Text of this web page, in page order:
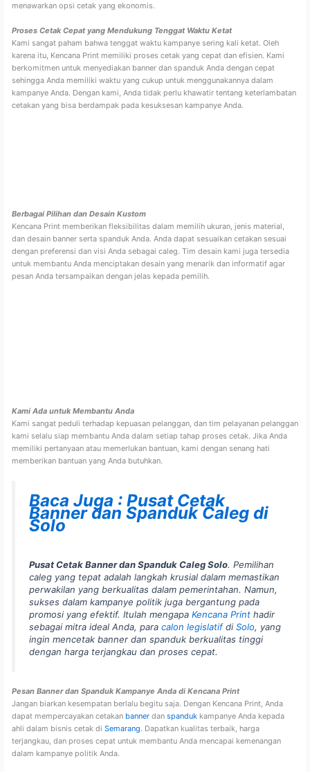
menawarkan opsi cetak yang ekonomis.
Proses Cetak Cepat yang Mendukung Tenggat Waktu Ketat
Kami sangat paham bahwa tenggat waktu kampanye sering kali ketat. Oleh
karena itu, Kencana Print memiliki proses cetak yang cepat dan efisien. Kami
berkomitmen untuk menyediakan banner dan spanduk Anda dengan cepat
sehingga Anda memiliki waktu yang cukup untuk menggunakannya dalam
kampanye Anda. Dengan kami, Anda tidak perlu khawatir tentang keterlambatan
cetakan yang bisa berdampak pada kesuksesan kampanye Anda.
Berbagai Pilihan dan Desain Kustom
Kencana Print memberikan fleksibilitas dalam memilih ukuran, jenis material,
dan desain banner serta spanduk Anda. Anda dapat sesuaikan cetakan sesuai
dengan preferensi dan visi Anda sebagai caleg. Tim desain kami juga tersedia
untuk membantu Anda menciptakan desain yang menarik dan informatif agar
pesan Anda tersampaikan dengan jelas kepada pemilih.
Kami Ada untuk Membantu Anda
Kami sangat peduli terhadap kepuasan pelanggan, dan tim pelayanan pelanggan
kami selalu siap membantu Anda dalam setiap tahap proses cetak. Jika Anda
memiliki pertanyaan atau memerlukan bantuan, kami dengan senang hati
memberikan bantuan yang Anda butuhkan.
Baca Juga : Pusat Cetak
Banner dan Spanduk Caleg di
Solo
Pusat Cetak Banner dan Spanduk Caleg Solo. Pemilihan
caleg yang tepat adalah langkah krusial dalam memastikan
perwakilan yang berkualitas dalam pemerintahan. Namun,
sukses dalam kampanye politik juga bergantung pada
promosi yang efektif. Itulah mengapa Kencana Printhadir
sebagai mitra ideal Anda, para calon legislatifdi Solo, yang
ingin mencetak banner dan spanduk berkualitas tinggi
dengan harga terjangkau dan proses cepat.
Pesan Banner dan Spanduk Kampanye Anda di Kencana Print
Jangan biarkan kesempatan berlalu begitu saja. Dengan Kencana Print, Anda
dapat mempercayakan cetakan bannerdan spandukkampanye Anda kepada
ahli dalam bisnis cetak di Semarang. Dapatkan kualitas terbaik, harga
terjangkau, dan proses cepat untuk membantu Anda mencapai kemenangan
dalam kampanye politik Anda.